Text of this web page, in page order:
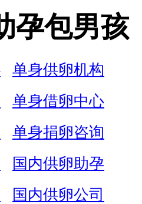
孕包男孩
单身供卵机构
单身借卵中心
单身捐卵咨询
国内供卵助孕
国内供卵公司